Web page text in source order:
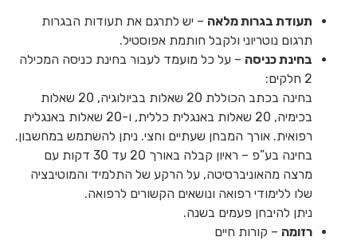
תעודת בגרות מלאה – יש לתרגם את תעודות הבגרות
תרגום נוטריוני ולקבל חותמת אפוסטיל.
בחינת כניסה – על כל מועמד לעבור בחינת כניסה המכילה
2 חלקים:
בחינה בכתב הכוללת 20 שאלות בביולוגיה, 20 שאלות
בכימיה, 20 שאלות באנגלית כללית, ו-20 שאלות באנגלית
רפואית. אורך המבחן שעתיים וחצי. ניתן להשתמש במחשבון.
בחינה בע”פ – ראיון קבלה באורך 20 עד 30 דקות עם
מרצה מהאוניברסיטה, על הרקע של התלמיד והמוטיבציה
שלו ללימודי רפואה ונושאים הקשורים לרפואה.
ניתן להיבחן פעמים בשנה.
רזומה – קורות חיים